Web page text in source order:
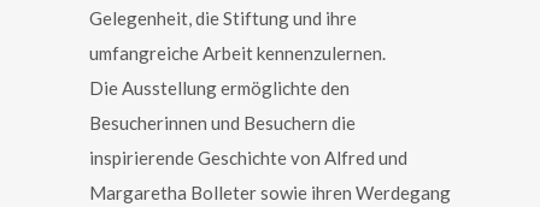
Gelegenheit, die Stiftung und ihre
umfangreiche Arbeit kennenzulernen.
Die Ausstellung ermöglichte den
Besucherinnen und Besuchern die
inspirierende Geschichte von Alfred und
Margaretha Bolleter sowie ihren Werdegang